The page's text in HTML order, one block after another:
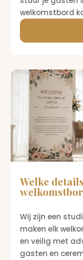
welkomstbord
Welke
Wij zijn een
maken elk
en veilig met
gasten en